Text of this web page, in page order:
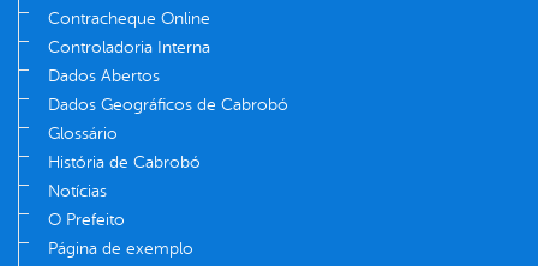
Contracheque Online
Controladoria Interna
Dados Abertos
Dados Geográficos de Cabrobó
Glossário
História de Cabrobó
Notícias
O Prefeito
Página de exemplo